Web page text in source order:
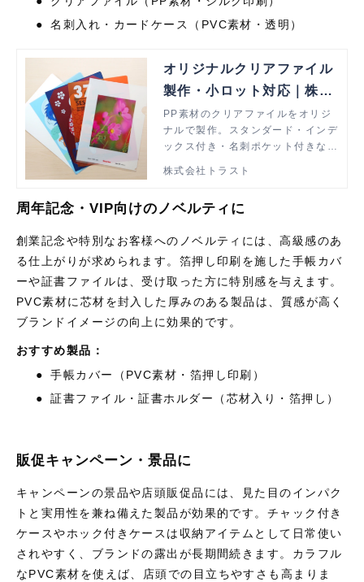
●
名刺入れ・カードケース（ PVC素材・透明）
オリジナルクリアファイル
製作・小ロット対応｜株式
会社トラスト（大阪）
PP素材のクリアファイルをオリジ
ナルで製作。スタンダード・インデ
ックス付き・名刺ポケット付きなど
ット印刷にも対応。小ロットから大
せください。
株式会社トラスト
周年記念・VIP向けのノベルティに
創業記念や特別なお客様へのノベルティには、高級感のあ
る仕上がりが求められます。箔押し印刷を施した手帳カバ
ーや証書ファイルは、受け取った方に特別感を与えます。
PVC素材に芯材を封入した厚みのある製品は、質感が高く
ブランドイメージの向上に効果的です。
おすすめ製品：
●
手帳カバー（ PVC素材・箔押し印刷）
●
証書ファイル・証書ホルダー（芯材入り・箔押し）
販促キャンペーン・景品に
キャンペーンの景品や店頭販促品には、見た目のインパク
トと実用性を兼ね備えた製品が効果的です。チャック付き
ケースやホック付きケースは収納アイテムとして日常使い
されやすく、ブランドの露出が長期間続きます。カラフル
なPVC素材を使えば、店頭での目立ちやすさも高まりま